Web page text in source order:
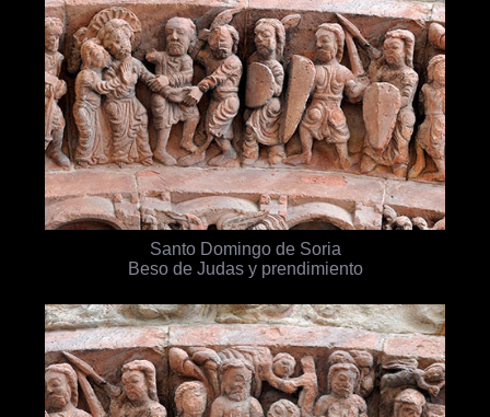
Santo Domingo de Soria
Beso de Judas y prendimiento